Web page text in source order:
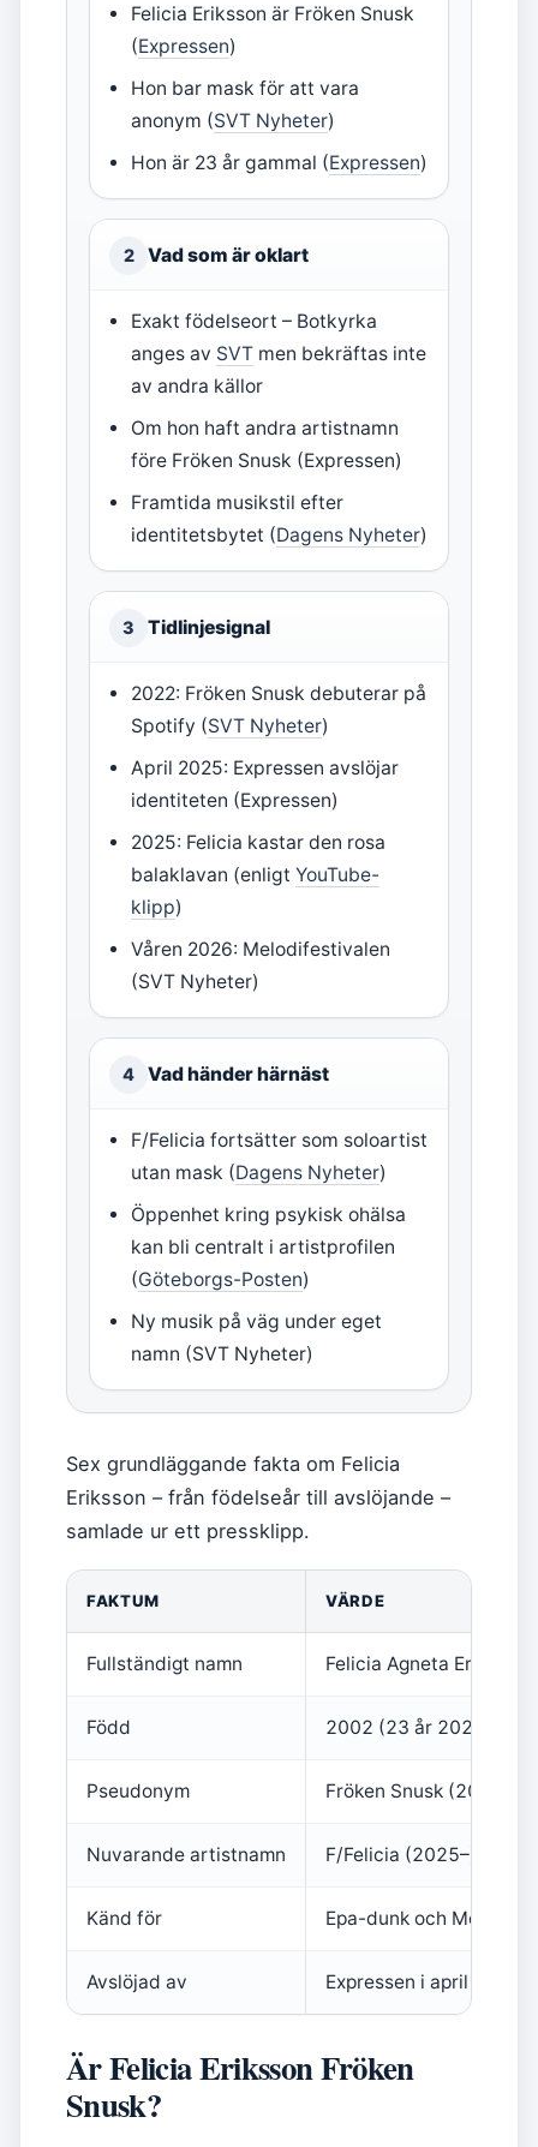
Felicia Eriksson är Fröken Snusk
(Expressen)
Hon bar mask för att vara
anonym (SVT Nyheter)
Hon är 23 år gammal (Expressen)
2 Vad som är oklart
Exakt födelseort – Botkyrka
anges av SVT men bekräftas inte
av andra källor
Om hon haft andra artistnamn
före Fröken Snusk (Expressen)
Framtida musikstil efter
identitetsbytet (Dagens Nyheter)
3 Tidlinjesignal
2022: Fröken Snusk debuterar på
Spotify (SVT Nyheter)
April 2025: Expressen avslöjar
identiteten (Expressen)
2025: Felicia kastar den rosa
balaklavan (enligtYouTube-
klipp)
Våren 2026: Melodifestivalen
(SVT Nyheter)
4 Vad händer härnäst
F/Felicia fortsätter som soloartist
utan mask (Dagens Nyheter)
Öppenhet kring psykisk ohälsa
kan bli centralt i artistprofilen
(Göteborgs-Posten)
Ny musik på väg under eget
namn (SVT Nyheter)
Sex grundläggande fakta om Felicia
Eriksson – från födelseår till avslöjande –
samlade ur ett pressklipp.
FAKTUM VÄRDE
Fullständigt namn Felicia Agneta Eriksson
Född 2002 (23 år 2025)
Pseudonym Fröken Snusk
Nuvarande artistnamn F/Felicia (2025–) (SVT
Känd för Epa-dunk och
Avslöjad av Expressen i april 2025
Är Felicia Eriksson Fröken
Snusk?